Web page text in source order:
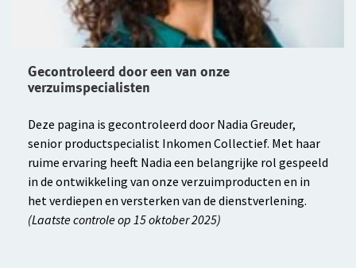
Gecontroleerd door een van onze
verzuimspecialisten
Deze pagina is gecontroleerd door Nadia Greuder,
senior productspecialist Inkomen Collectief. Met haar
ruime ervaring heeft Nadia een belangrijke rol gespeeld
in de ontwikkeling van onze verzuimproducten en in
het verdiepen en versterken van de dienstverlening.
(Laatste controle op 15 oktober 2025)